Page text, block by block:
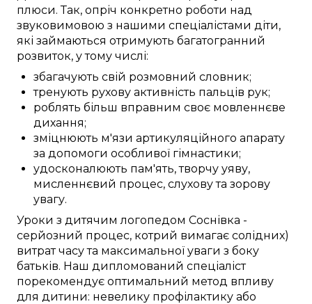
плюси. Так, опріч конкретно роботи над
звуковимовою з нашими спеціалістами діти,
які займаються отримують багатогранний
розвиток, у тому числі:
збагачують свій розмовний словник;
тренують рухову активність пальців рук;
роблять більш вправним своє мовленнєве
дихання;
зміцнюють м'язи артикуляційного апарату
за допомоги особливої гімнастики;
удосконалюють пам'ять,творчу уяву,
мисленнєвий процес, слухову та зорову
увагу.
Уроки з дитячим логопедом Соснівка -
серйозний процес, котрий вимагає солідних)
витрат часута максимальної уваги з боку
батьків. Наш дипломований спеціаліст
порекомендує оптимальний метод впливу
для дитини: невелику профілактику або